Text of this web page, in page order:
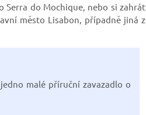
do Mochique, nebo si zahrát
město Lisabon, případně jiná z
malé příruční zavazadlo o